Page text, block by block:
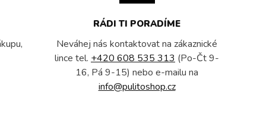
RÁDI TI PORADÍME
Neváhej nás kontaktovat na zákaznické
lince tel. +420 608 535 313 (Po-Čt 9-
16, Pá 9-15) nebo e-mailu na
info@pulitoshop.cz